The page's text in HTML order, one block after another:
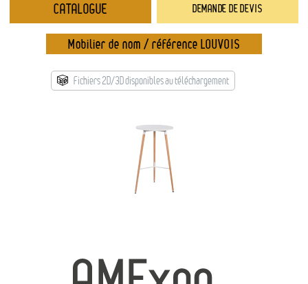
DEMANDE DE DEVIS
Catalogue
→ Nouveautés
→ Gamme éco-responsable
→ Rubriques
→ Types de mobilier
CATALOGUE
Mobilier de nom / référence LOUVOIS
Fichiers 2D/3D disponibles au téléchargement